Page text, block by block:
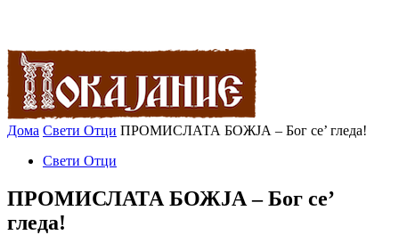
Дома Свети Отци ПРОМИСЛАТА БОЖЈА – Бог се’ гледа!
Свети Отци
ПРОМИСЛАТА БОЖЈА – Бог се’
гледа!